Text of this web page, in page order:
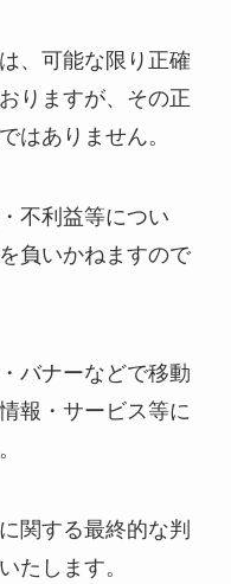
、可能な限り正確
りますが、その正
はありません。
不利益等につい
負いかねますので
バナーなどで移動
報・サービス等に
関する最終的な判
たします。